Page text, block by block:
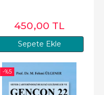
Sepete Ekle
450,00 TL
-%5